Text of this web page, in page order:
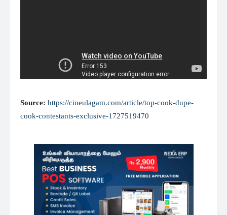
Source: https://cineulagam.com/article/top-cook-dupe-
cook-contestants-exclusive-1727519470